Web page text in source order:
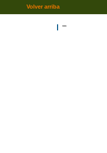
""
Volver arriba